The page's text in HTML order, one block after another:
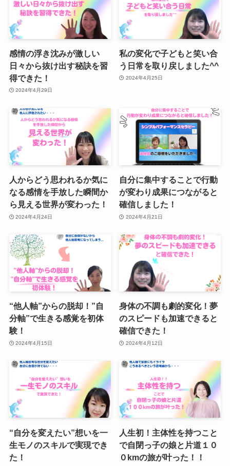
感情の浮き沈みが激しい
日々から抜け出す秘訣を習
得できた！
2024年4月29日
私の変化で子どもと笑い合
う日常を取り戻しました^^
2024年4月25日
人からどう思われるか気に
なる感情を手放した瞬間か
ら見える世界が変わった！
2024年4月24日
自分に集中することで行動
が変わり成果につながると
確信しました！
2024年4月21日
“他人軸”からの脱却！”自
分軸”で生きる感覚を初体
験！
2024年4月15日
身体の不調も劇的変化！夢
のスピードも加速できると
確信できた！
2024年4月12日
“自分を変えたい”想いを一
生モノのスキルで実現でき
た！
人生初！主体性を持つこと
で自閉っ子の娘と片道１０
０kmの旅が叶った！！